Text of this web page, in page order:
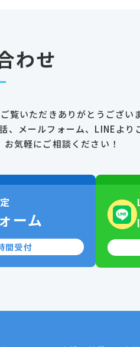
わせ
ご覧いただきありがとうござい
、メールフォーム、LINEより
お気軽にご相談ください！
ーム
間受付